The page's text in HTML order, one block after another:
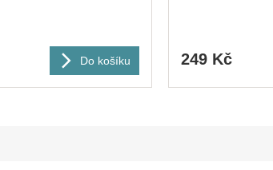
Do košíku 249 Kč